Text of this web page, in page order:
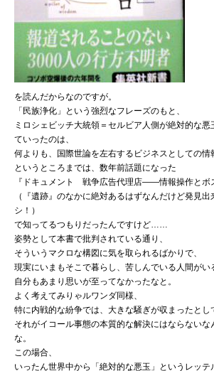
を読んだからなのですが。
「民族浄化」という強烈なフレーズのもと、
ミロシェビッチ大統領＝セルビア人側が絶対的な
ていったのは、
何よりも、国際世論を左右するビジネスとしての情
というところまでは、数年前話題になった
『ドキュメント 戦争広告代理店——情報操作とボ
（『遺跡』のなかに絶対あるはずなんだけど発見
シ！）
で知ってるつもりだったんですけど……
姿勢として本書で批判されている通り、
そういうマクロな構図に気を取られるばかりで、
現実にいまもそこで暮らし、苦しんでいる人間がい
自分もあまり思いが至ってなかったなと。
よく考えてみりゃルワンダ同様、
特に内戦的な紛争では、大きな騒ぎが収まったとし
それがイコール事態の本質的な解決にはならないな
な。
この場合、
いったん世界中から「絶対的な悪玉」というレッテ